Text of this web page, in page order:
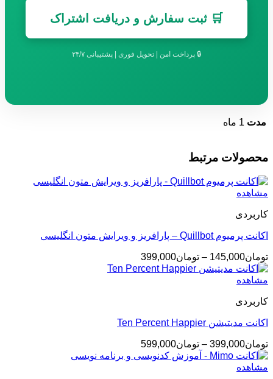
🛒 ثبت سفارش و دریافت اشتراک
🔒 پرداخت امن | تحویل فوری | پشتیبانی ۲۴/۷
مدت 1 ماه
محصولات مرتبط
مشاهده
کاربردی
اکانت پرمیوم Quillbot – پارافریز و ویرایش متون انگلیسی
تومان145,000
– تومان399,000محدوده
قیمت:
مشاهده
کاربردی
اکانت مدیتیشن Ten Percent Happier
تومان399,000
– تومان599,000محدوده
قیمت:
مشاهده